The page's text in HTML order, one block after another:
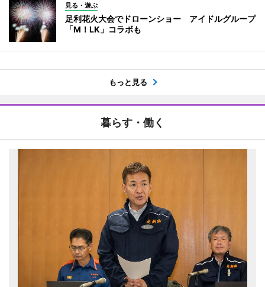
見る・遊ぶ
足利花火大会でドローンショー アイドルグループ
「M！LK」コラボも
もっと見る
暮らす・働く